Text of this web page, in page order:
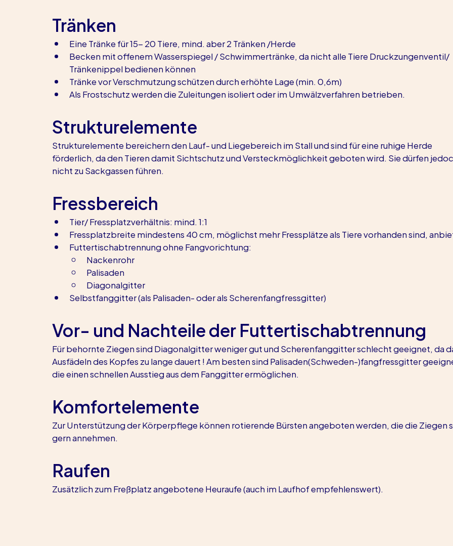
Tränken
Eine Tränke für 15- 20 Tiere, mind. aber 2 Tränken /Herde
Becken mit offenem Wasserspiegel / Schwimmertränke, da nicht alle Tiere Druckzungenventil/
Tränkenippel bedienen können
Tränke vor Verschmutzung schützen durch erhöhte Lage (min. 0,6m)
Als Frostschutz werden die Zuleitungen isoliert oder im Umwälzverfahren betrieben.
Strukturelemente
Strukturelemente bereichern den Lauf- und Liegebereich im Stall und sind für eine ruhige Herde
förderlich, da den Tieren damit Sichtschutz und Versteckmöglichkeit geboten wird. Sie dürfen
nicht zu Sackgassen führen.
Fressbereich
Tier/ Fressplatzverhältnis: mind. 1:1
Fressplatzbreite mindestens 40 cm, möglichst mehr Fressplätze als Tiere vorhanden sind,
Futtertischabtrennung ohne Fangvorichtung:
Nackenrohr
Palisaden
Diagonalgitter
Selbstfanggitter (als Palisaden- oder als Scherenfangfressgitter)
Vor- und Nachteile der Futtertischabtrennung
Für behornte Ziegen sind Diagonalgitter weniger gut und Scherenfanggitter schlecht geeignet, da
Ausfädeln des Kopfes zu lange dauert ! Am besten sind Palisaden(Schweden-)fangfressgitter
die einen schnellen Ausstieg aus dem Fanggitter ermöglichen.
Komfortelemente
Zur Unterstützung der Körperpflege können rotierende Bürsten angeboten werden, die die Ziegen
gern annehmen.
Raufen
Zusätzlich zum Freßplatz angebotene Heuraufe (auch im Laufhof empfehlenswert).